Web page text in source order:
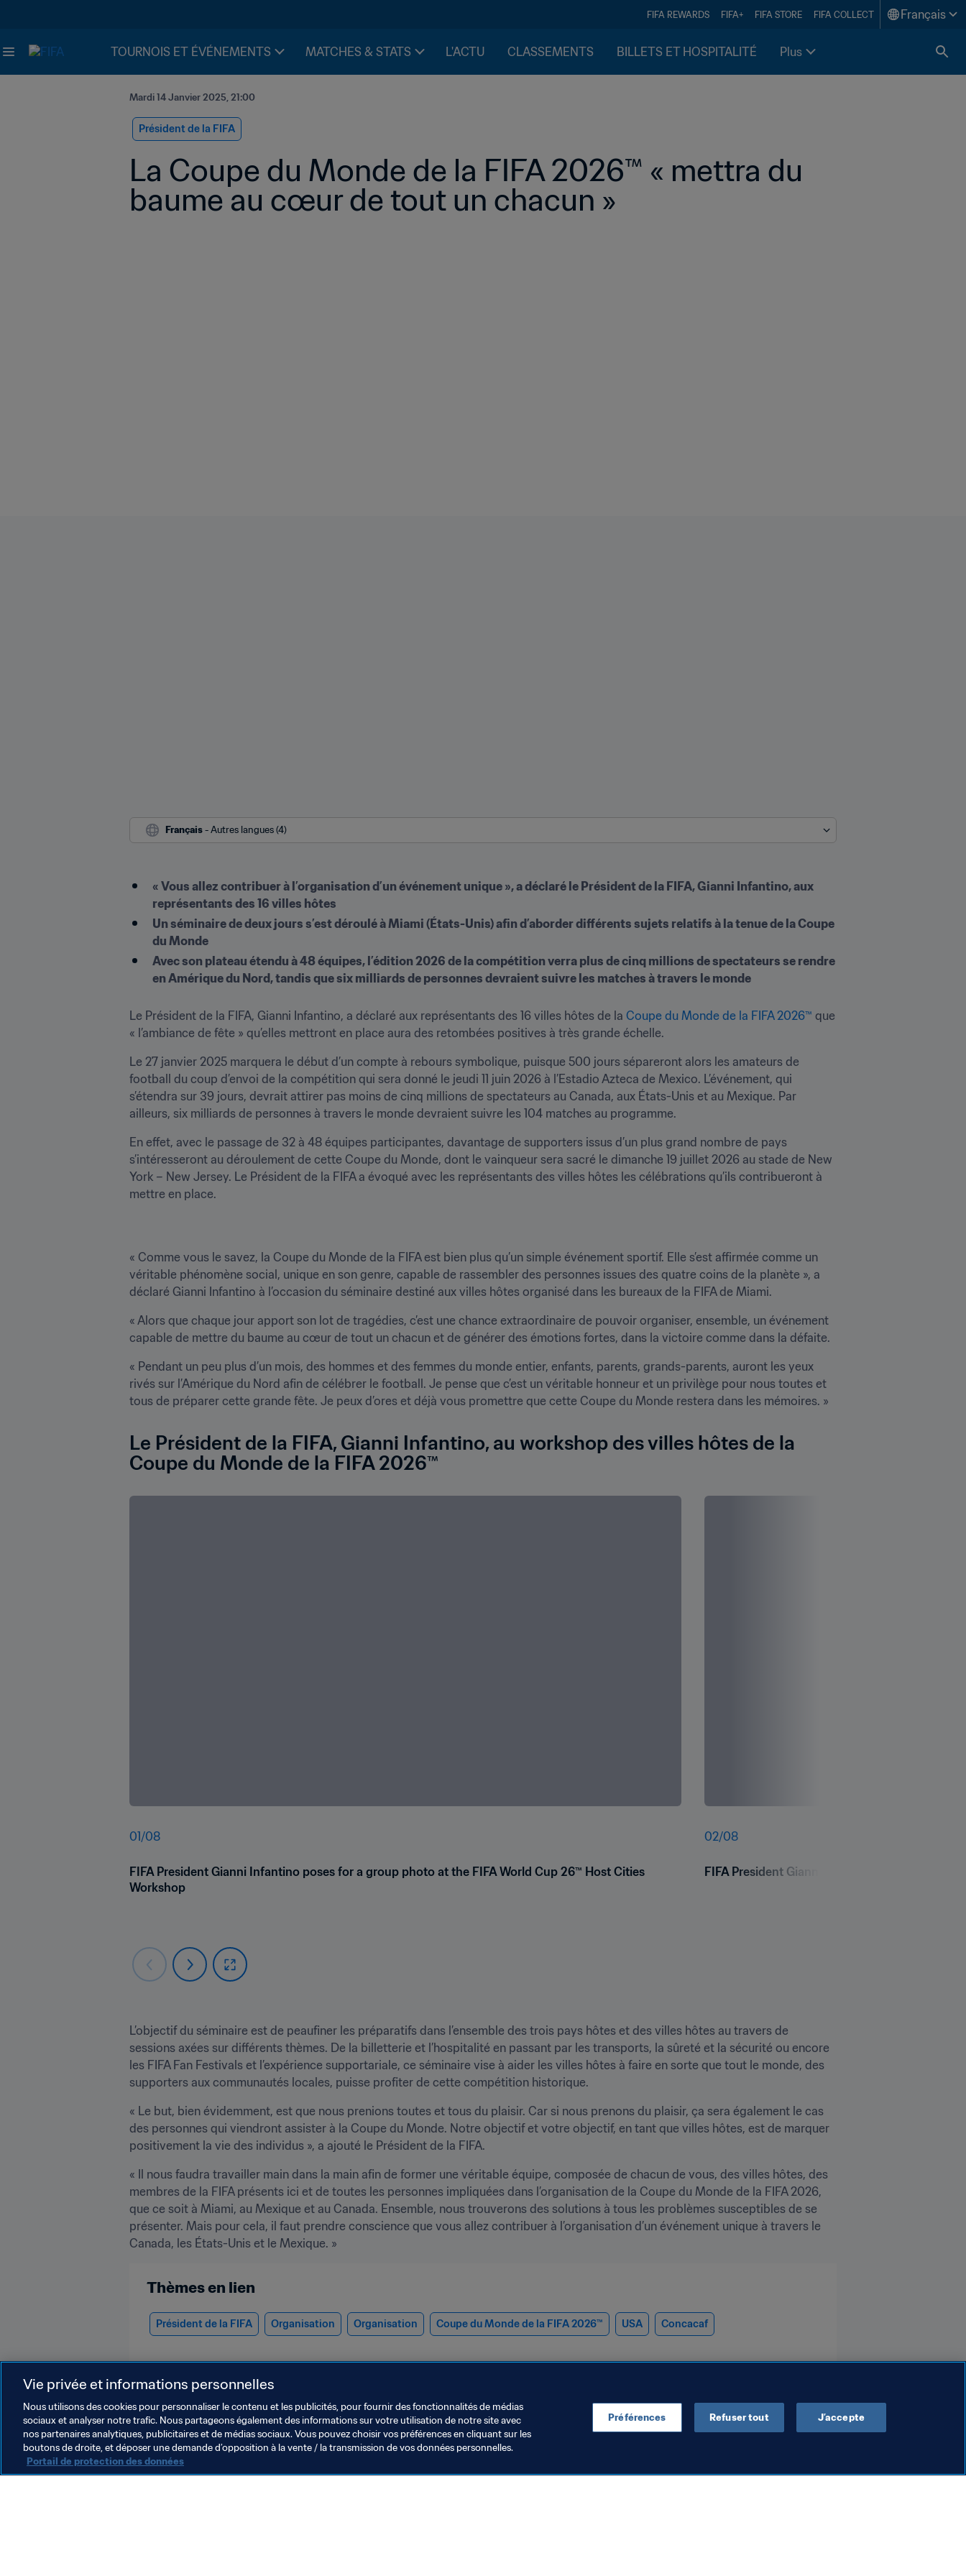
FIFA REWARDS FIFA+ FIFA STORE FIFA COLLECT Français
TOURNOIS ET ÉVÉNEMENTS MATCHES & STATS L'ACTU CLASSEMENTS BILLETS ET HOSPITALITÉ Plus
Mardi 14 Janvier 2025, 21:00
Président de la FIFA
La Coupe du Monde de la FIFA 2026™ « mettra du
baume au cœur de tout un chacun »
Français - Autres langues (4)
« Vous allez contribuer à l’organisation d’un événement unique », a déclaré le Président de la FIFA, Gianni Infantino, aux
représentants des 16 villes hôtes
Un séminaire de deux jours s’est déroulé à Miami (États-Unis) afin d’aborder différents sujets relatifs à la tenue de la Coupe
du Monde
Avec son plateau étendu à 48 équipes, l’édition 2026 de la compétition verra plus de cinq millions de spectateurs se rendre
Le Président de la FIFA, Gianni Infantino, a déclaré aux représentants des 16 villes hôtes de la Coupe du Monde de la FIFA 2026™ que
« l’ambiance de fête » qu’elles mettront en place aura des retombées positives à très grande échelle.
Le 27 janvier 2025 marquera le début d’un compte à rebours symbolique, puisque 500 jours sépareront alors les amateurs de
football du coup d’envoi de la compétition qui sera donné le jeudi 11 juin 2026 à l’Estadio Azteca de Mexico. L’événement, qui
s’étendra sur 39 jours, devrait attirer pas moins de cinq millions de spectateurs au Canada, aux États-Unis et au Mexique. Par
ailleurs, six milliards de personnes à travers le monde devraient suivre les 104 matches au programme.
En effet, avec le passage de 32 à 48 équipes participantes, davantage de supporters issus d’un plus grand nombre de pays
s’intéresseront au déroulement de cette Coupe du Monde, dont le vainqueur sera sacré le dimanche 19 juillet 2026 au stade de New
York – New Jersey. Le Président de la FIFA a évoqué avec les représentants des villes hôtes les célébrations qu’ils contribueront à
« Comme vous le savez, la Coupe du Monde de la FIFA est bien plus qu’un simple événement sportif. Elle s’est affirmée comme un
véritable phénomène social, unique en son genre, capable de rassembler des personnes issues des quatre coins de la planète », a
déclaré Gianni Infantino à l’occasion du séminaire destiné aux villes hôtes organisé dans les bureaux de la FIFA de Miami.
« Alors que chaque jour apport son lot de tragédies, c’est une chance extraordinaire de pouvoir organiser, ensemble, un événement
capable de mettre du baume au cœur de tout un chacun et de générer des émotions fortes, dans la victoire comme dans la défaite.
« Pendant un peu plus d’un mois, des hommes et des femmes du monde entier, enfants, parents, grands-parents, auront les yeux
rivés sur l’Amérique du Nord afin de célébrer le football. Je pense que c’est un véritable honneur et un privilège pour nous toutes et
Le Président de la FIFA, Gianni Infantino, au workshop des villes hôtes de la
Coupe du Monde de la FIFA 2026™
01/08
FIFA President Gianni Infantino poses for a group photo at the FIFA World Cup 26™ Host Cities
Workshop
02/08
FIFA President Gianni Infantino speaks during
L’objectif du séminaire est de peaufiner les préparatifs dans l’ensemble des trois pays hôtes et des villes hôtes au travers de
sessions axées sur différents thèmes. De la billetterie et l’hospitalité en passant par les transports, la sûreté et la sécurité ou encore
les FIFA Fan Festivals et l’expérience supportariale, ce séminaire vise à aider les villes hôtes à faire en sorte que tout le monde, des
supporters aux communautés locales, puisse profiter de cette compétition historique.
« Le but, bien évidemment, est que nous prenions toutes et tous du plaisir. Car si nous prenons du plaisir, ça sera également le cas
des personnes qui viendront assister à la Coupe du Monde. Notre objectif et votre objectif, en tant que villes hôtes, est de marquer
positivement la vie des individus », a ajouté le Président de la FIFA.
« Il nous faudra travailler main dans la main afin de former une véritable équipe, composée de chacun de vous, des villes hôtes, des
membres de la FIFA présents ici et de toutes les personnes impliquées dans l’organisation de la Coupe du Monde de la FIFA 2026,
que ce soit à Miami, au Mexique et au Canada. Ensemble, nous trouverons des solutions à tous les problèmes susceptibles de se
présenter. Mais pour cela, il faut prendre conscience que vous allez contribuer à l’organisation d’un événement unique à travers le
Thèmes en lien
Président de la FIFA Organisation Organisation Coupe du Monde de la FIFA 2026™ USA Concacaf
President
Vie privée et informations personnelles
Nous utilisons des cookies pour personnaliser le contenu et les publicités, pour fournir des fonctionnalités de médias
sociaux et analyser notre trafic. Nous partageons également des informations sur votre utilisation de notre site avec
nos partenaires analytiques, publicitaires et de médias sociaux. Vous pouvez choisir vos préférences en cliquant sur les
boutons de droite, et déposer une demande d’opposition à la vente / la transmission de vos données personnelles.
Portail de protection des données
Préférences Refuser tout J’accepte